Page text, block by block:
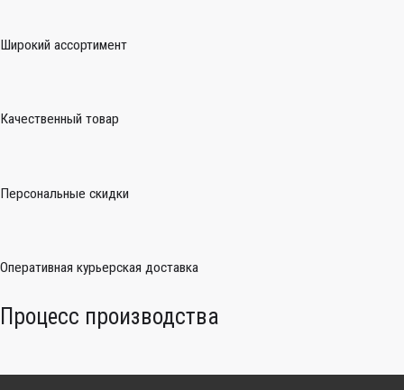
Широкий ассортимент
Качественный товар
Персональные скидки
Оперативная курьерская доставка
Процесс производства